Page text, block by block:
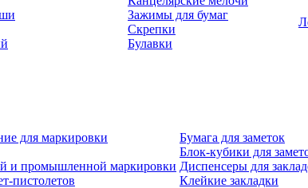
Зажимы для бумаг
Скрепки
Булавки
для маркировки
и промышленной маркировки
пистолетов
Бумага для заметок
Блок-кубики для
Диспенсеры для
Клейкие закладки